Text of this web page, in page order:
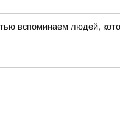
вспоминаем людей,